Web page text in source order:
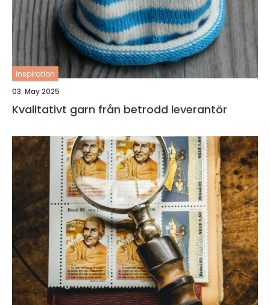
inspiration
03. May 2025
Kvalitativt garn från betrodd leverantör